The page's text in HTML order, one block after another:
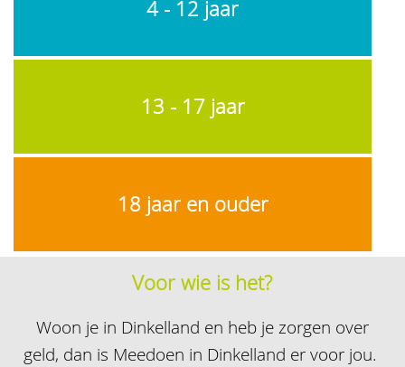
4 - 12 jaar
13 - 17 jaar
18 jaar en ouder
Voor wie is het?
Woon je in Dinkelland en heb je zorgen over
geld, dan is Meedoen in Dinkelland er voor jou.